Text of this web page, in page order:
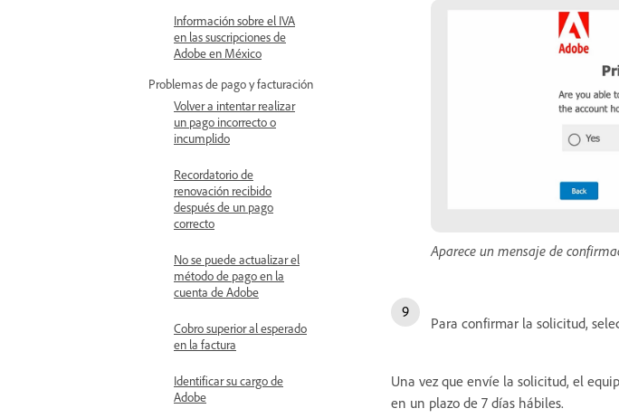
Información sobre el IVA
en las suscripciones de
Adobe en México
Problemas de pago y facturación
Volver a intentar realizar
un pago incorrecto o
incumplido
Recordatorio de
renovación recibido
después de un pago
correcto
No se puede actualizar el
método de pago en la
cuenta de Adobe
Cobro superior al esperado
en la factura
Identificar su cargo de
Adobe
Aparece un mensaje de
Para confirmar la solicitud,
Una vez que envíe la solicitud, el
en un plazo de 7 días hábiles.